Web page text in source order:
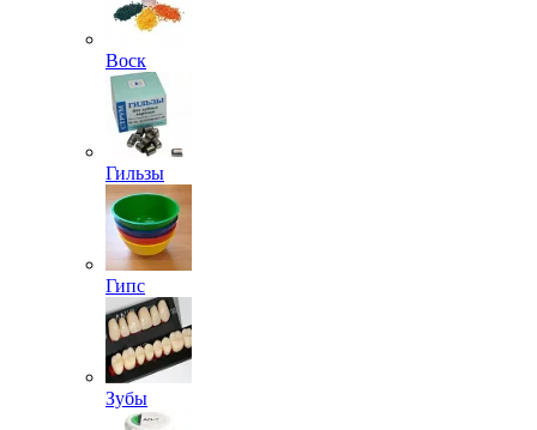
Воск
Гильзы
Гипс
Зубы